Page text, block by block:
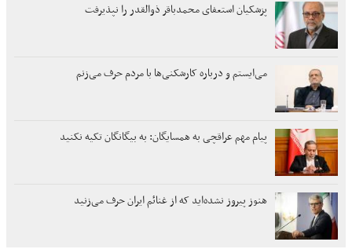
پزشکیان استعفای محمدباقر ذوالقدر را نپذیرفت
می‌ایستم و درباره کارشکنی‌ها با مردم حرف می‌زنم
پیام مهم عراقچی به همسایگان: به بیگانگان تکیه نکنید
هنوز پیروز نشده‌اید که از غنائم ایران حرف می‌زنید